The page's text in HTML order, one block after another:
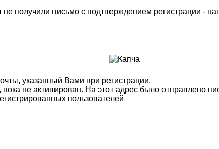
получили письмо с подтверждением регистрации -
указанный Вами при регистрации.
не активирован. На этот адрес было отправлено
пользователей